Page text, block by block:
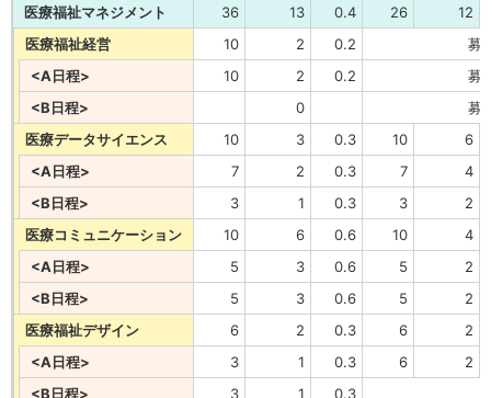
医療福祉マネジメント
36 13 0.4 26
12
医療福祉経営
10 2 0.2
募
<A日程>
10 2 0.2
募
<B日程>
0
募
医療データサイエンス
10 3 0.3 10
6
<A日程>
7 2 0.3 7
4
<B日程>
3 1 0.3 3
2
医療コミュニケーション
10 6 0.6 10
4
<A日程>
5 3 0.6 5
2
<B日程>
5 3 0.6 5
2
医療福祉デザイン
6 2 0.3 6
2
<A日程>
3 1 0.3 6
2
<B日程>
3 1
0.3